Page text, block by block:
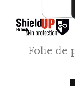
Folie de